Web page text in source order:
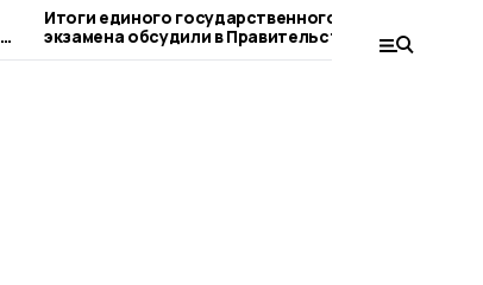
Итоги единого государственного
экзамена обсудили в Правительстве
Тамбовской области